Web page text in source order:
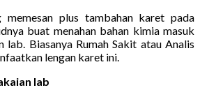
memesan plus tambahan karet pada
buat menahan bahan kimia masuk
lab. Biasanya Rumah Sakit atau Analis
lengan karet ini.
lab